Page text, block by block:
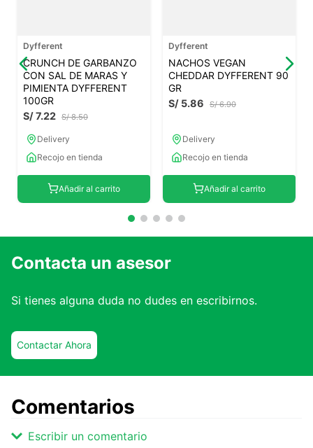
Dyfferent
CRUNCH DE GARBANZO
CON SAL DE MARAS Y
PIMIENTA DYFFERENT
100GR
S/ 8.50
S/7.22
Delivery
Recojo en tienda
Añadir al carrito
Dyfferent
NACHOS VEGAN
CHEDDAR DYFFERENT 90
GR
S/ 6.90
S/ 5.86
Delivery
Recojo en tienda
Añadir al carrito
Contacta un asesor
Si tienes alguna duda no dudes en escribirnos.
Contactar Ahora
Comentarios
Escribir un comentario